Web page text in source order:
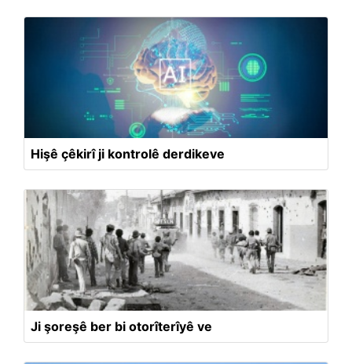
Hişê çêkirî ji kontrolê derdikeve
Ji şoreşê ber bi otorîterîyê ve